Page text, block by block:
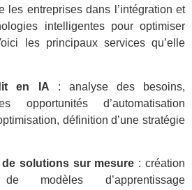
les entreprises dans l’intégration et
intelligentes pour optimiser
les principaux services qu’elle
en IA : analyse des besoins,
opportunités d’automatisation
définition d’une stratégie
de solutions sur mesure : création
de modèles d’apprentissage